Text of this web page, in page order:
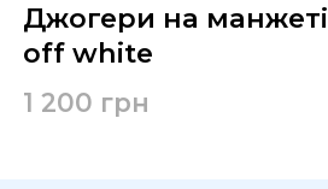
Джогери на манжеті
off white
1 200 грн